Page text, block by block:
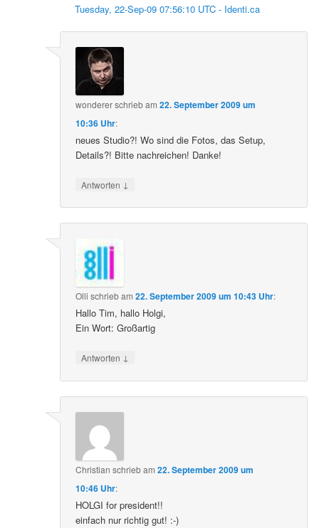
Tuesday, 22-Sep-09 07:56:10 UTC - Identi.ca
wondererschriebam22. September 2009 um
10:36 Uhr:
neues Studio?! Wo sind die Fotos, das Setup,
Details?! Bitte nachreichen! Danke!
Antworten ↓
Olli schriebam22. September 2009 um 10:43 Uhr:
Hallo Tim, hallo Holgi,
Ein Wort: Großartig
Antworten ↓
Christian schriebam22. September 2009 um
10:46 Uhr:
HOLGI for president!!
einfach nur richtig gut! :-)